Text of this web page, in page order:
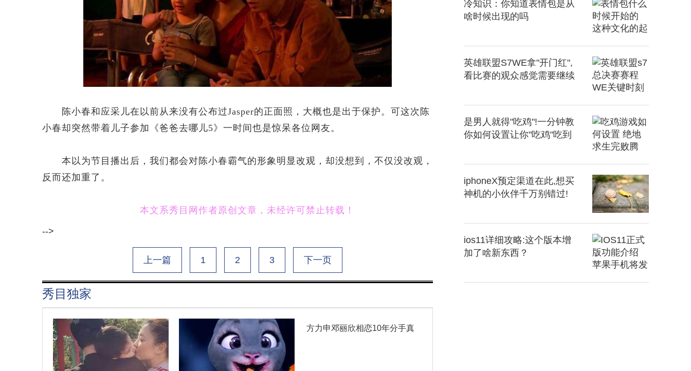
陈小春和应采儿在以前从来没有公布过Jasper的正面照，大概也是出于保护。可这次陈
小春却突然带着儿子参加《爸爸去哪儿5》一时间也是惊呆各位网友。
本以为节目播出后，我们都会对陈小春霸气的形象明显改观，却没想到，不仅没改观，
反而还加重了。
本文系秀目网作者原创文章，未经许可禁止转载！
-->
上一篇 1 2 3 下一页
秀目独家
方力申邓丽欣相恋10年分手真
冷知识：你知道表情包是从
啥时候出现的吗
英雄联盟S7WE拿"开门红",
看比赛的观众感觉需要继续
是男人就得"吃鸡"!一分钟教
你如何设置让你"吃鸡"吃到
iphoneX预定渠道在此,想买
神机的小伙伴千万别错过!
ios11详细攻略:这个版本增
加了啥新东西？